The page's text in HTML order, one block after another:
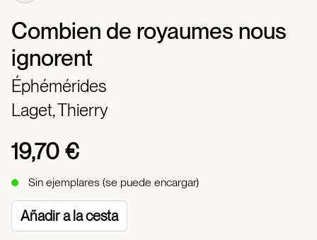
Combien de royaumes nous
ignorent
Éphémérides
Laget, Thierry
19,70 €
Sin ejemplares (se puede encargar)
Añadir a la cesta